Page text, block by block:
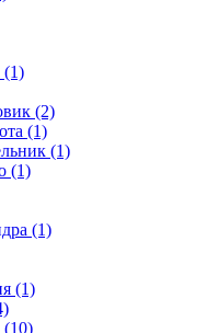
(1)
(2)
(1)
(1)
(1)
(1)
(1)
(10)